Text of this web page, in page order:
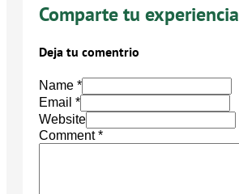
Comparte tu experiencia
Deja tu comentrio
Name *
Email *
Website
Comment*